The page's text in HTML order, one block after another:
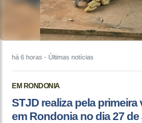
há 6 horas - Últimas notícias
EM RONDONIA
STJD realiza pela
em Rondonia no dia 27